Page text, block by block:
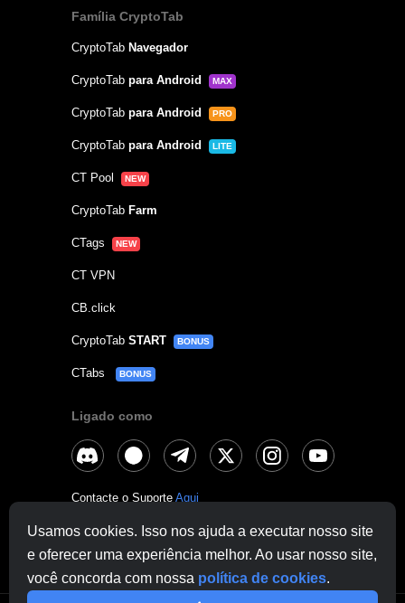
Usamos cookies. Isso nos ajuda a executar nosso site
e oferecer uma experiência melhor. Ao usar nosso site,
você concorda com nossa política de cookies.
Família CryptoTab
CryptoTab Navegador
CryptoTab para Android MAX
CryptoTab para Android PRO
CryptoTab para Android LITE
CT Pool NEW
CryptoTab Farm
CTags NEW
CT VPN
CB.click
CryptoTab START BONUS
CTabs BONUS
Ligado como
Contacte o Suporte Aqui
Outras Perguntas: contactus@cryptobrowser.site